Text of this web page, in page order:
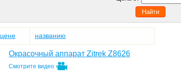
цене названию
Окрасочный аппарат Zitrek Z8626
Смотрите видео